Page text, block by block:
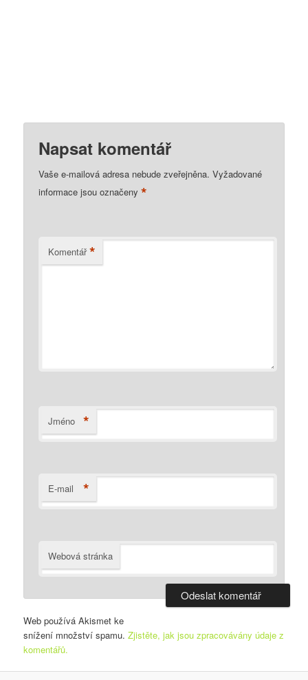
Napsat komentář
Vaše e-mailová adresa nebude zveřejněna. Vyžadované
informace jsou označeny*
Komentář *
Jméno *
E-mail *
Webová stránka
Web používá Akismet ke
snížení množství spamu.Zjistěte, jak jsou zpracovávány údaje z
komentářů.